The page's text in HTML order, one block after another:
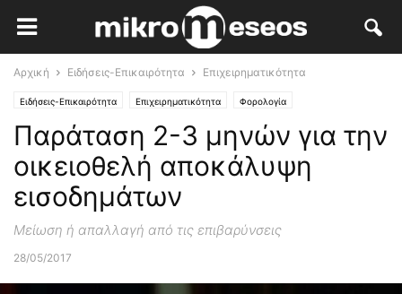
Αρχική Ειδήσεις-Επικαιρότητα Επιχειρηματικότητα
Ειδήσεις-Επικαιρότητα Επιχειρηματικότητα Φορολογία
Παράταση 2-3 μηνών για την
οικειοθελή αποκάλυψη
εισοδημάτων
Μείωση ή απαλλαγή από τις επιβαρύνσεις
28/05/2017